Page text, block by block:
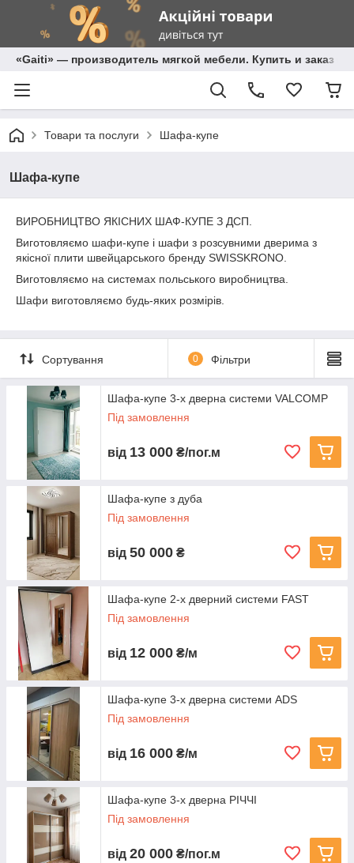
«Gaiti» — производитель мягкой мебели. Купить и заказ
Товари та послуги Шафа-купе
Шафа-купе
ВИРОБНИЦТВО ЯКІСНИХ ШАФ-КУПЕ З ДСП.
Виготовляємо шафи-купе і шафи з розсувними дверима з
якісної плити швейцарського бренду SWISSKRONO.
Виготовляємо на системах польського виробництва.
Шафи виготовляємо будь-яких розмірів.
Сортування 0 Фільтри
Шафа-купе 3-х дверна системи VALCOMP
Під замовлення
від 13 000 ₴/пог.м
Шафа-купе з дуба
Під замовлення
від 50 000 ₴
Шафа-купе 2-х дверний системи FAST
Під замовлення
від 12 000 ₴/м
Шафа-купе 3-х дверна системи ADS
Під замовлення
від 16 000 ₴/м
Шафа-купе 3-х дверна РІЧЧІ
Під замовлення
від 20 000 ₴/пог.м